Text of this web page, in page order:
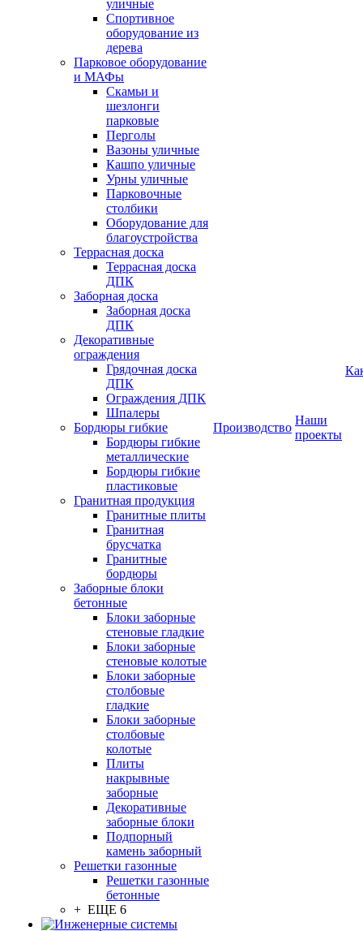
уличные
Спортивное
оборудование из
дерева
Парковое оборудование
и МАФы
Скамьи и
шезлонги
парковые
Перголы
Вазоны уличные
Кашпо уличные
Урны уличные
Парковочные
столбики
Оборудование для
благоустройства
Террасная доска
Террасная доска
ДПК
Заборная доска
Заборная доска
ДПК
Декоративные
ограждения
Грядочная доска
ДПК
Ограждения ДПК
Шпалеры
Бордюры гибкие
Бордюры гибкие
металлические
Бордюры гибкие
пластиковые
Гранитная продукция
Гранитные плиты
Гранитная
брусчатка
Гранитные
бордюры
Заборные блоки
бетонные
Блоки заборные
стеновые гладкие
Блоки заборные
стеновые колотые
Блоки заборные
столбовые
гладкие
Блоки заборные
столбовые
колотые
Плиты
накрывные
заборные
Декоративные
заборные блоки
Подпорный
камень заборный
Решетки газонные
Решетки газонные
бетонные
+ ЕЩЕ 6
Производство
Наши
проекты